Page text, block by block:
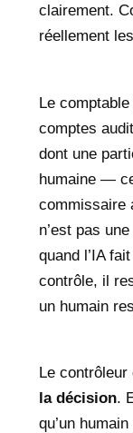
clairement.
réellement
Le
comptes
dont une
humaine —
commissaire
n’est pas
quand l’IA
contrôle, il
un humain
Le contrôleur
la décision.
qu’un